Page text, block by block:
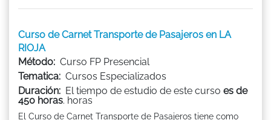
Curso de Carnet Transporte de Pasajeros en LA
RIOJA
Método: Curso FP Presencial
Tematica: Cursos Especializados
Duración: El tiempo de estudio de este curso es de
450 horas. horas
El Curso de Carnet Transporte de Pasajeros tiene como